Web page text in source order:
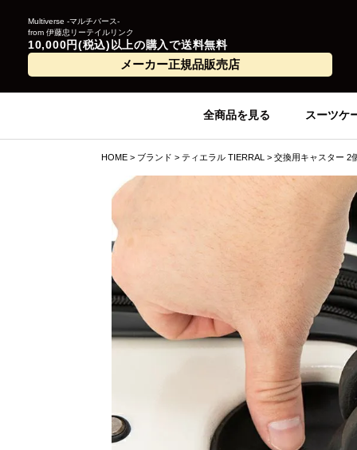
Multiverse -マルチバース-
from 伊藤忠リーテイルリンク
10,000円(税込)以上の購入で送料無料
メーカー正規品販売店
全商品を見る スーツケ
HOME ブランド ティエラル TIERRAL 交換用キャスター 2